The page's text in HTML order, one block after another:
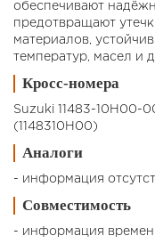
обеспечивают
предотвращают
материалов,
температур, масел и
Кросс-номера
Suzuki 11483-10H00-
(1148310H00)
Аналоги
- информация
Совместимость
- информация